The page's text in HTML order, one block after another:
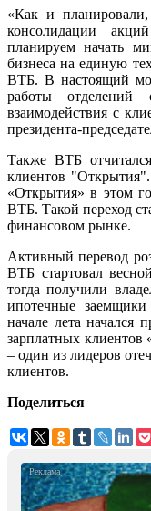
«Как и
консолидации
планируем начать
бизнеса на единую
ВТБ. В настоящий
работы отделений
взаимодействия с
президента-
Также ВТБ
клиентов
«Открытия» в этом
ВТБ. Такой переход
финансовом рынке.
Активный перевод
ВТБ стартовал
тогда получили
ипотечные
начале лета начался
зарплатных
– один из лидеров
клиентов.
Поделиться